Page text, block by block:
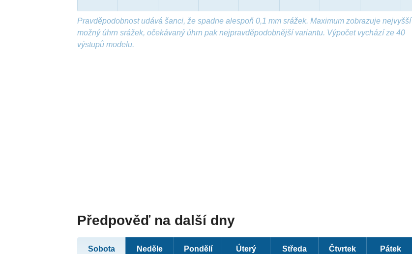
Pravděpodobnost udává šanci, že spadne alespoň 0,1 mm srážek. Maximum zobrazuje nejvyšší
možný úhrn srážek, očekávaný úhrn pak nejpravděpodobnější variantu. Výpočet vychází ze 40
výstupů modelu.
Předpověď na další dny
Sobota Neděle Pondělí Úterý Středa Čtvrtek Pátek